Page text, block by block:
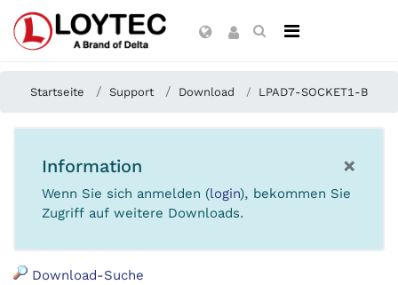
Startseite Support Download LPAD7-SOCKET1-B
×
Information
Wenn Sie sich anmelden (login), bekommen Sie
Zugriff auf weitere Downloads.
Download-Suche